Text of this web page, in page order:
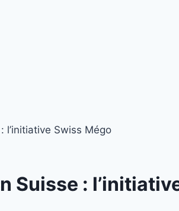
l’initiative Swiss Mégo
Suisse :